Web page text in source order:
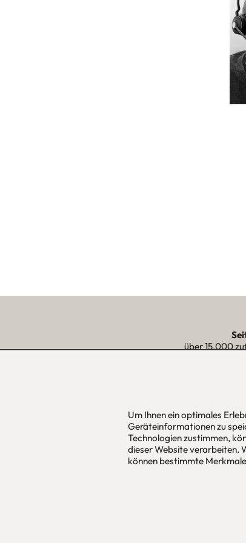
Um Ihnen ein optimales
Geräteinformationen zu
Technologien zustimmen,
dieser Website verarbeiten.
können bestimmte
über 15.000
urbana möbel
Individuelles Wohndesign
ohne Mehrpreis nach Maß
im